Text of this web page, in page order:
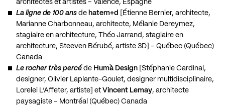
architectes et artistes – Valence, Espagne
La ligne de 100 ans de hatem+d
[Étienne Bernier, architecte,
Marianne Charbonneau, architecte, Mélanie Dereymez,
stagiaire en architecture, Théo Jarrand, stagiaire en
architecture, Steeven Bérubé, artiste 3D] – Québec (Québec)
Canada
Le rocher très percé de Humà Design [Stéphanie Cardinal,
designer, Olivier Laplante-Goulet, designer multidisciplinaire,
Lorelei L’Affeter, artiste] et Vincent Lemay, architecte
paysagiste – Montréal (Québec) Canada